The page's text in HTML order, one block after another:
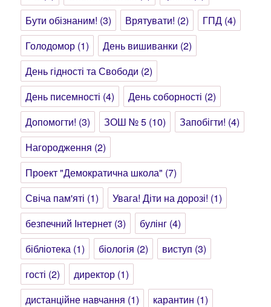
Бути обізнаним! (3) Врятувати! (2) ГПД (4)
Голодомор (1) День вишиванки (2)
День гідності та Свободи (2)
День писемності (4) День соборності (2)
Допомогти! (3) ЗОШ № 5 (10) Запобігти! (4)
Нагородження (2)
Проект "Демократична школа" (7)
Свіча пам'яті (1) Увага! Діти на дорозі! (1)
безпечний Інтернет (3) булінг (4)
бібліотека (1) біологія (2) виступ (3)
гості (2) директор (1)
дистанційне навчання (1) карантин (1)